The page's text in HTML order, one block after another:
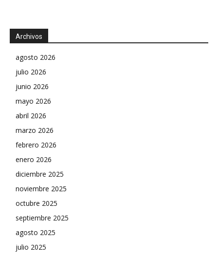
Archivos
agosto 2026
julio 2026
junio 2026
mayo 2026
abril 2026
marzo 2026
febrero 2026
enero 2026
diciembre 2025
noviembre 2025
octubre 2025
septiembre 2025
agosto 2025
julio 2025